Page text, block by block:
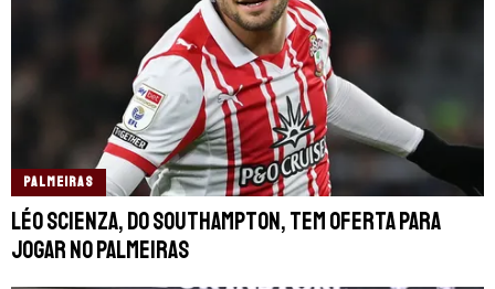
PALMEIRAS
Léo Scienza, do Southampton, tem oferta para
jogar no Palmeiras